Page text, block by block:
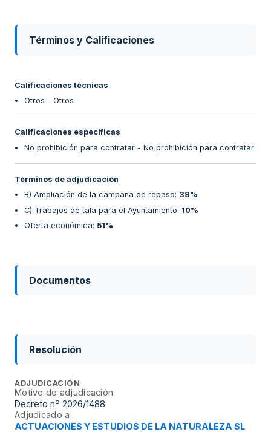
Términos y Calificaciones
Calificaciones técnicas
Otros - Otros
Calificaciones específicas
No prohibición para contratar - No prohibición para contratar
Términos de adjudicación
B) Ampliación de la campaña de repaso: 39%
C) Trabajos de tala para el Ayuntamiento: 10%
Oferta económica: 51%
Documentos
Resolución
ADJUDICACIÓN
Motivo de adjudicación
Decreto nº 2026/1488
Adjudicado a
ACTUACIONES Y ESTUDIOS DE LA NATURALEZA SL